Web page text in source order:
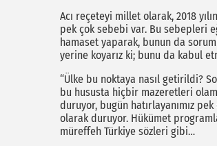
Acı reçeteyi millet olarak, 2018
pek çok sebebi var. Bu sebepleri
hamaset yaparak, bunun da
yerine koyarız ki; bunu da kabul
“Ülke bu noktaya nasıl getirildi?
bu hususta hiçbir mazeretleri
duruyor, bugün hatırlayanımız
olarak duruyor. Hükümet
müreffeh Türkiye sözleri gibi…